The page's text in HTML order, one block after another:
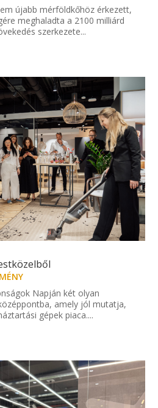
újabb mérföldkőhöz érkezett,
meghaladta a 2100 milliárd
szerkezete...
Napján két olyan
amely jól mutatja,
gépek piaca....